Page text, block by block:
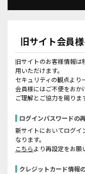
旧サイト会員
旧サイトのお客様情報は
用いただけます。
セキュリティの観点より
会員様にはご不便をおか
ご理解とご協力を賜りま
ログインパスワードの
新サイトにおいてログイ
なります。
こちらより再設定をお願
クレジットカード情報